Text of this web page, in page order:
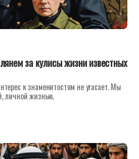
за кулисы жизни известных
к знаменитостям не угасает. Мы
личной жизнью,